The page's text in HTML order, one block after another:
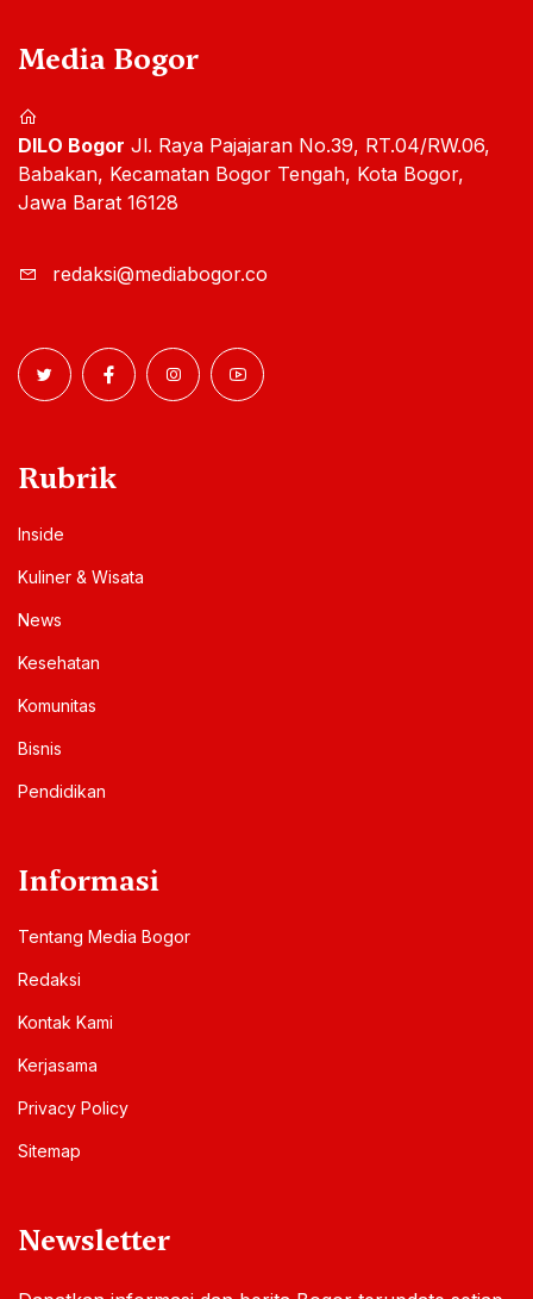
Media Bogor
DILO Bogor Jl. Raya Pajajaran No.39, RT.04/RW.06,
Babakan, Kecamatan Bogor Tengah, Kota Bogor,
Jawa Barat 16128
redaksi@mediabogor.co
Rubrik
Inside
Kuliner & Wisata
News
Kesehatan
Komunitas
Bisnis
Pendidikan
Informasi
Tentang Media Bogor
Redaksi
Kontak Kami
Kerjasama
Privacy Policy
Sitemap
Newsletter